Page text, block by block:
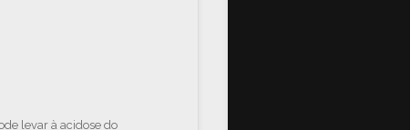
levar à acidose do